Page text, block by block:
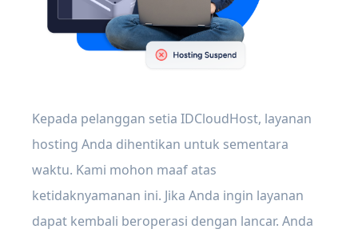
Kepada pelanggan setia IDCloudHost, layanan
hosting Anda dihentikan untuk sementara
waktu. Kami mohon maaf atas
ketidaknyamanan ini. Jika Anda ingin layanan
dapat kembali beroperasi dengan lancar. Anda